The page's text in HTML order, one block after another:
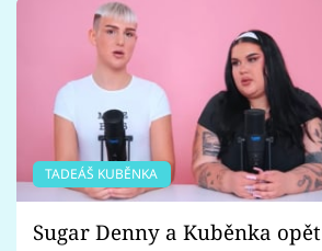
TADEÁŠ KUBĚNKA
Sugar Denny a Kuběnka opět